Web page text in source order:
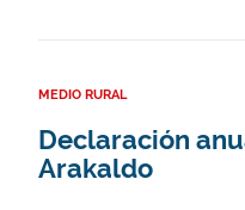
MEDIO RURAL
Declaración
Arakaldo